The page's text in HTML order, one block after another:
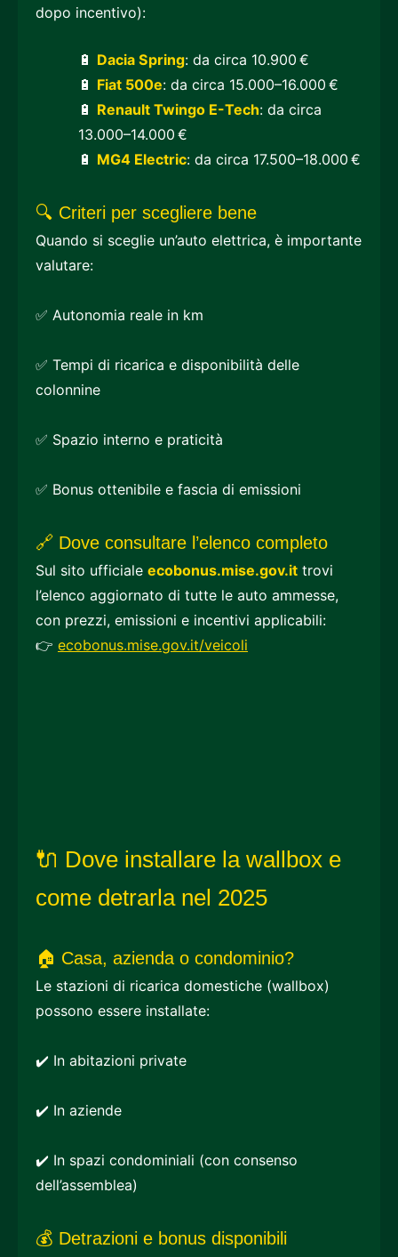
dopo incentivo):
🔋 Dacia Spring: da circa 10.900 €
🔋 Fiat 500e: da circa 15.000–16.000 €
🔋 Renault Twingo E-Tech: da circa
13.000–14.000 €
🔋 MG4 Electric: da circa 17.500–18.000 €
🔍 Criteri per scegliere bene
Quando si sceglie un’auto elettrica, è importante
valutare:
✅ Autonomia reale in km
✅ Tempi di ricarica e disponibilità delle
colonnine
✅ Spazio interno e praticità
✅ Bonus ottenibile e fascia di emissioni
🔗 Dove consultare l’elenco completo
Sul sito ufficiale ecobonus.mise.gov.it trovi
l’elenco aggiornato di tutte le auto ammesse,
con prezzi, emissioni e incentivi applicabili:
👉 ecobonus.mise.gov.it/veicoli
🔌 Dove installare la wallbox e
come detrarla nel 2025
🏠 Casa, azienda o condominio?
Le stazioni di ricarica domestiche (wallbox)
possono essere installate:
✔️ In abitazioni private
✔️ In aziende
✔️ In spazi condominiali (con consenso
dell’assemblea)
💰 Detrazioni e bonus disponibili